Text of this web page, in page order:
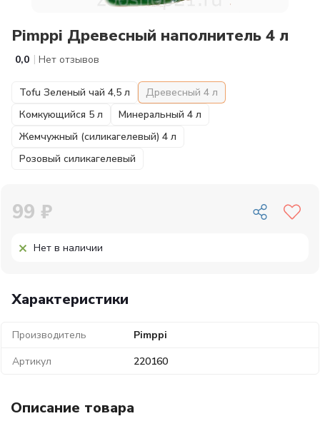
Pimppi Древесный наполнитель 4 л
0,0 | Нет отзывов
Tofu Зеленый чай 4,5 л
Древесный 4 л
Комкующийся 5 л
Минеральный 4 л
Жемчужный (силикагелевый) 4 л
Розовый силикагелевый
Характеристики
Производитель
Pimppi
Артикул
220160
99 ₽
Нет в наличии
Описание товара